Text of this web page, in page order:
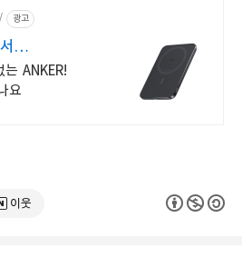
광고
!
ANKER!
요
이웃